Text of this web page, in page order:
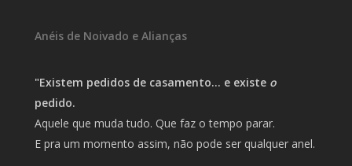
Anéis de Noivado e Alianças
"Existem pedidos de casamento… e existe o
pedido.
Aquele que muda tudo. Que faz o tempo parar.
E pra um momento assim, não pode ser qualquer anel.